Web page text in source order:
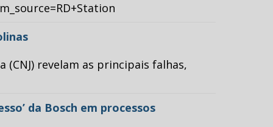
revelam as principais falhas,
da Bosch em processos